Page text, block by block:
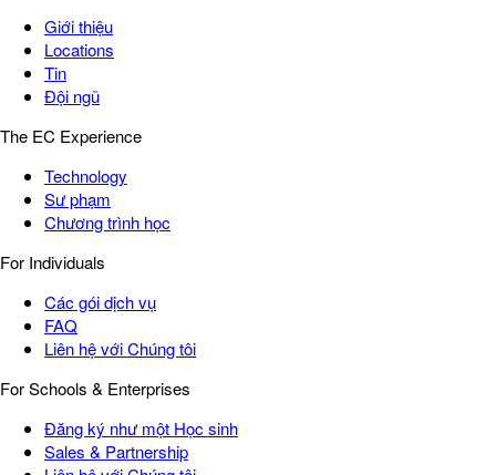
Giới thiệu
Locations
Tin
Đội ngũ
The EC Experience
Technology
Sư phạm
Chương trình học
For Individuals
Các gói dịch vụ
FAQ
Liên hệ với Chúng tôi
For Schools & Enterprises
Đăng ký như một Học sinh
Sales & Partnership